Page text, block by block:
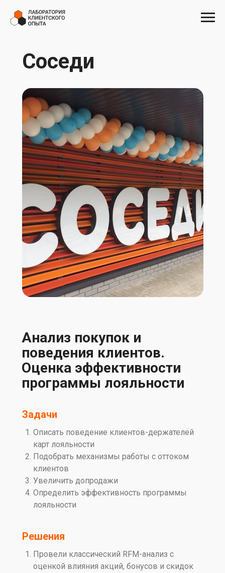
Соседи
Анализ покупок и
поведения клиентов.
Оценка эффективности
программы лояльности
Описать поведение клиентов-держателей
карт лояльности
Подобрать механизмы работы с оттоком
клиентов
Увеличить допродажи
Определить эффективность программы
лояльности
Задачи
Решения
Провели классический RFM-анализ с
оценкой влияния акций, бонусов и скидок